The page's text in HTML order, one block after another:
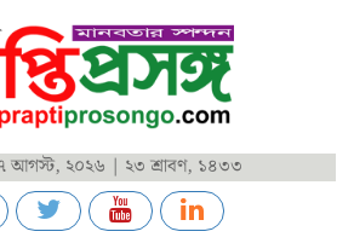
আগস্ট, ২০২৬ | ২৩ শ্রাবণ, ১৪৩৩